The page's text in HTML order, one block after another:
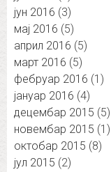
јун 2016 (3)
мај 2016 (5)
април 2016 (5)
март 2016 (5)
фебруар 2016 (1)
јануар 2016 (4)
децембар 2015 (5)
новембар 2015 (1)
октобар 2015 (8)
јул 2015 (2)